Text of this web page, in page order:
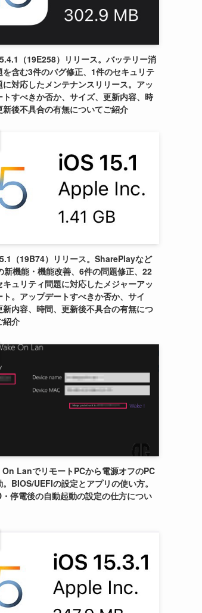
（19E258）リリース。バッテリー消
を含む3件のバグ修正、1件のセキュリテ
に対応したメンテナンスリリース。アッ
トすべきか否か、サイズ、更新内容、時
新後不具合の有無についてご紹介
（19B74）リリース。SharePlayなど
新機能・機能改善、6件の問題修正、22
キュリティ問題に対応したメジャーアッ
ト。アップデートすべきか否か、サイ
新内容、時間、更新後不具合の有無につ
紹介
LanでリモートPCから電源オフのPC
。BIOS/UEFIの設定とアプリの使い方。
停電後の自動起動の設定の仕方につい